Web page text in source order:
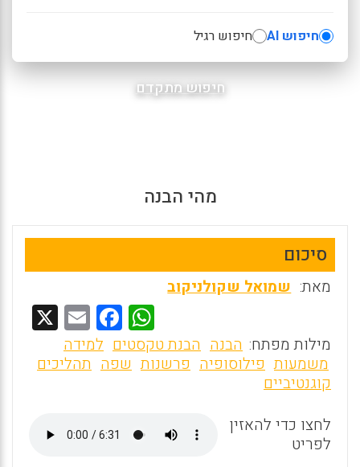
חיפוש AI חיפוש רגיל
חיפוש מתקדם
מהי הבנה
סיכום
מאת: שמואל שקולניקוב
W
h
at
A
p
F
a
ce
o
o
E
m
ai
מילות מפתח: הבנה הבנת טקסטים למידה
משמעות פילוסופיה פרשנות שפה תהליכים
קוגנטיביים
לחצו כדי להאזין
לפריט